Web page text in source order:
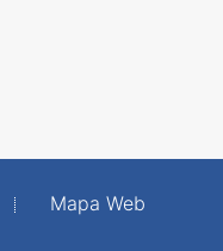
Mapa Web